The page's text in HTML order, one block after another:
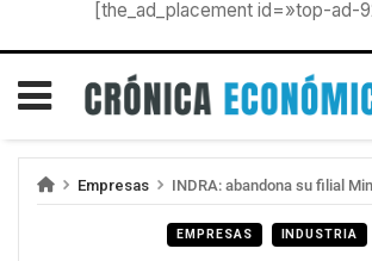
[the_ad_placement id=»top-ad-
Empresas INDRA: abandona su filial
EMPRESAS INDUSTRIA